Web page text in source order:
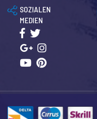
SOZIALEN
MEDIEN